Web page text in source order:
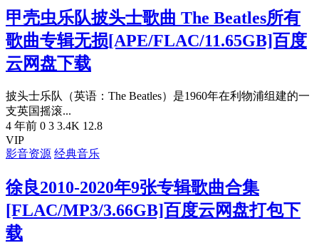
甲壳虫乐队披头士歌曲 The Beatles所有
歌曲专辑无损[APE/FLAC/11.65GB]百度
云网盘下载
披头士乐队（英语：The Beatles）是1960年在利物浦组建的一
支英国摇滚...
4 年前 0 3 3.4K 12.8
VIP
影音资源 经典音乐
徐良2010-2020年9张专辑歌曲合集
[FLAC/MP3/3.66GB]百度云网盘打包下
载